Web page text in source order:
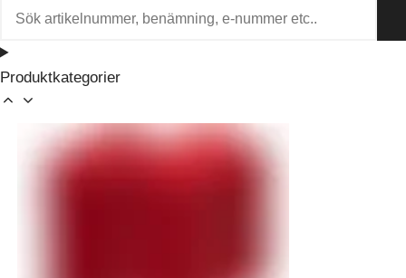
Produktkategorier